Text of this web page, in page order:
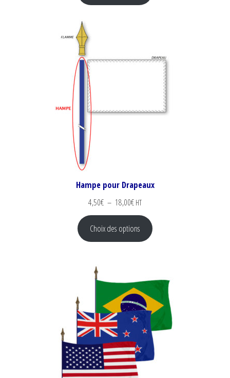
Hampe pour Drapeaux
4,50€ – 18,00€Plage de prix : 4,50€ à 18,00€
HT
Choix des options